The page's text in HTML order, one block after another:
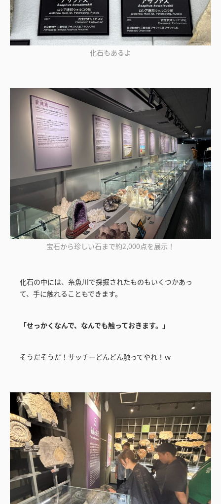
化石もあるよ
宝石から珍しい石まで約2,000点を展示！
化石の中には、糸魚川で採掘されたものもいくつかあっ
て、手に触れることもできます。
「せっかくなんで、なんでも触っておきます。」
そうだそうだ！サッチーどんどん触ってやれ！ｗ